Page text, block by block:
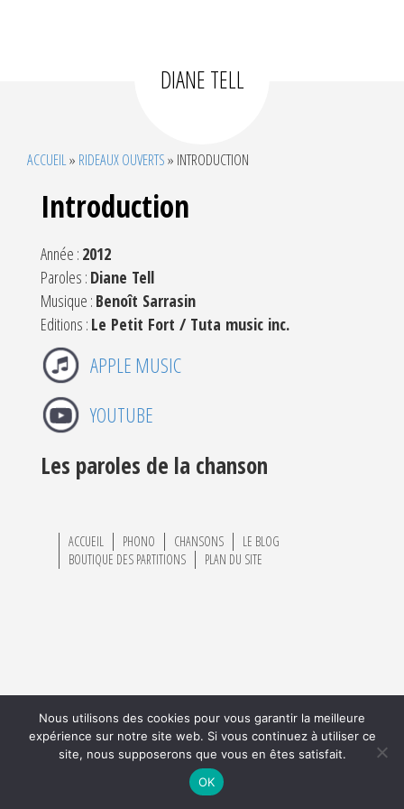
DIANE TELL
ACCUEIL» RIDEAUX OUVERTS» INTRODUCTION
Introduction
Année : 2012
Paroles : Diane Tell
Musique : Benoît Sarrasin
Editions : Le Petit Fort / Tuta music inc.
APPLE MUSIC
YOUTUBE
Les paroles de la chanson
ACCUEIL PHONO CHANSONS
LE BLOG
BOUTIQUE DES PARTITIONS
PLAN DU SITE
Nous utilisons des cookies pour vous garantir la meilleure
expérience sur notre site web. Si vous continuez à utiliser ce
site, nous supposerons que vous en êtes satisfait.
OK